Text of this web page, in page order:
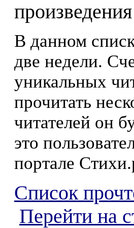
произведения
В данном
две недели.
уникальных
прочитать
читателей он
это
портале
Список
Перейти на